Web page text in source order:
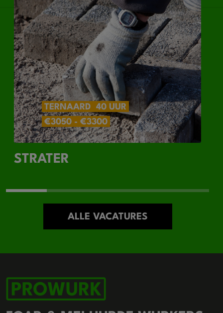
TERNAARD
40 UUR
€3050 - €3300
STRATER
ALLE VACATURES